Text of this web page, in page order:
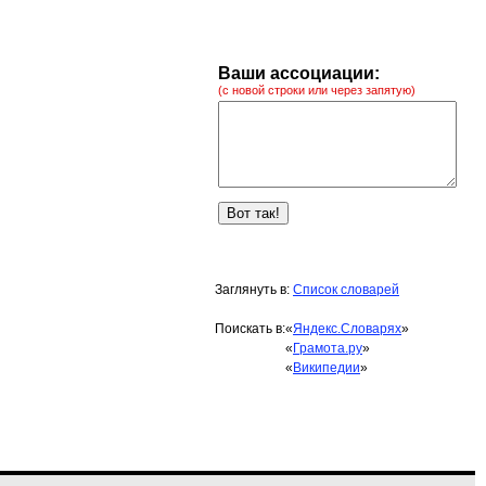
Ваши ассоциации:
(с новой строки или через запятую)
Заглянуть в: Список словарей
Поискать в:«Яндекс.Словарях»
« Грамота.ру»
« Википедии»